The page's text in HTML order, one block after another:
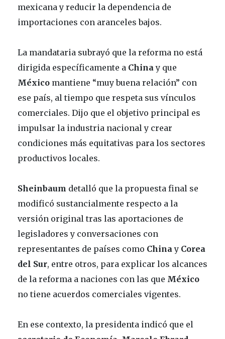
mexicana y reducir la dependencia de
importaciones con aranceles bajos.
La mandataria subrayó que la reforma no está
dirigida específicamente a China y que
México mantiene “muy buena relación” con
ese país, al tiempo que respeta sus vínculos
comerciales. Dijo que el objetivo principal es
impulsar la industria nacional y crear
condiciones más equitativas para los sectores
productivos locales.
Sheinbaum detalló que la propuesta final se
modificó sustancialmente respecto a la
versión original tras las aportaciones de
legisladores y conversaciones con
representantes de países como China y Corea
del Sur, entre otros, para explicar los alcances
de la reforma a naciones con las que México
no tiene acuerdos comerciales vigentes.
En ese contexto, la presidenta indicó que el